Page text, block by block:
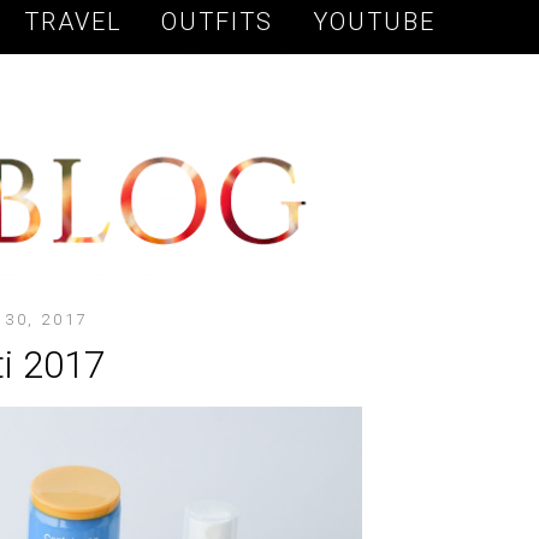
TRAVEL OUTFITS YOUTUBE
30, 2017
2017